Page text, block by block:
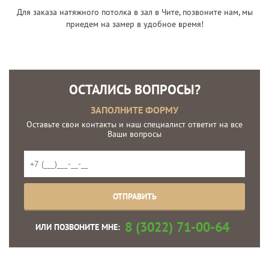
Для заказа натяжного потолка в зал в Чите, позвоните нам, мы
приедем на замер в удобное время!
ОСТАЛИСЬ ВОПРОСЫ?
ЗАПОЛНИТЕ ФОРМУ
Оставьте свои контакты и наш специалист ответит на все
Ваши вопросы
ИЛИ ПОЗВОНИТЕ МНЕ: 8 (3022) 71-00-64